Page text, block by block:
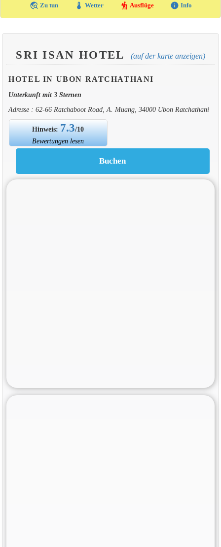
travel_explore Zu tun thermostat Wetter hiking Ausflüge info Info
SRI ISAN HOTEL (auf der karte anzeigen)
HOTEL IN UBON RATCHATHANI
Unterkunft mit 3 Sternen
Adresse : 62-66 Ratchaboot Road, A. Muang, 34000 Ubon Ratchathani
Hinweis: 7.3/10
Bewertungen lesen